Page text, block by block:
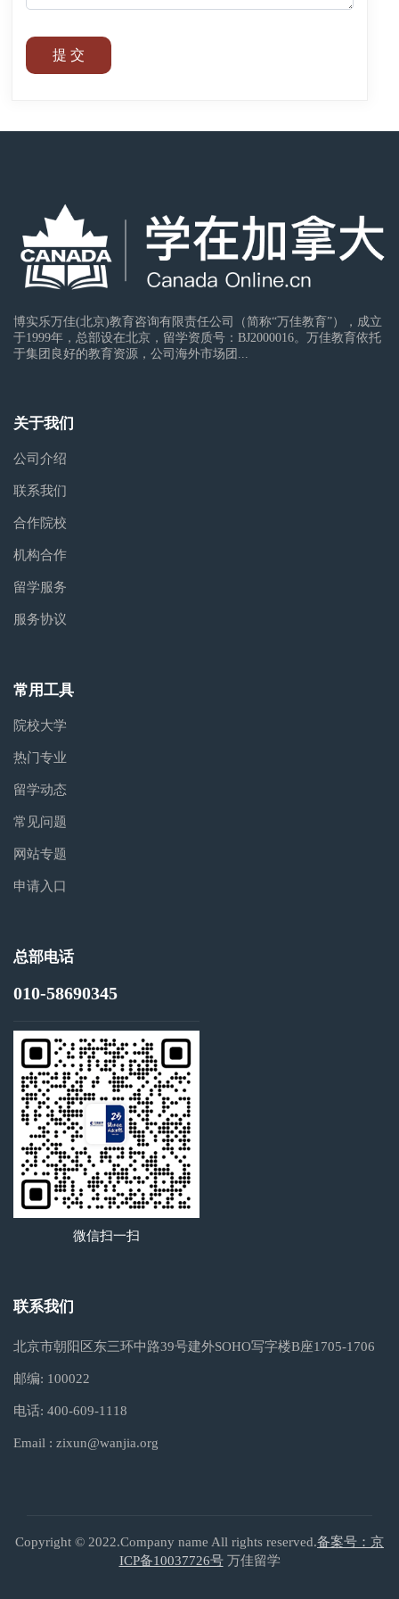
提 交
博实乐万佳(北京)教育咨询有限责任公司（简称“万佳教育”），成立
于1999年，总部设在北京，留学资质号：BJ2000016。万佳教育依托
于集团良好的教育资源，公司海外市场团...
关于我们
公司介绍
联系我们
合作院校
机构合作
留学服务
服务协议
常用工具
院校大学
热门专业
留学动态
常见问题
网站专题
申请入口
总部电话
010-58690345
微信扫一扫
联系我们
北京市朝阳区东三环中路39号建外SOHO写字楼B座1705-1706
邮编: 100022
电话: 400-609-1118
Email : zixun@wanjia.org
Copyright © 2022.Company name All rights reserved.备案号：京
ICP备10037726号万佳留学